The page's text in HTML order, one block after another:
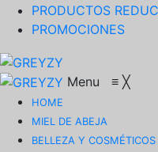
PRODUCTOS
PROMOCIONES
Menu ≡ ╳
HOME
MIEL DE ABEJA
BELLEZA Y COSMÉTICOS